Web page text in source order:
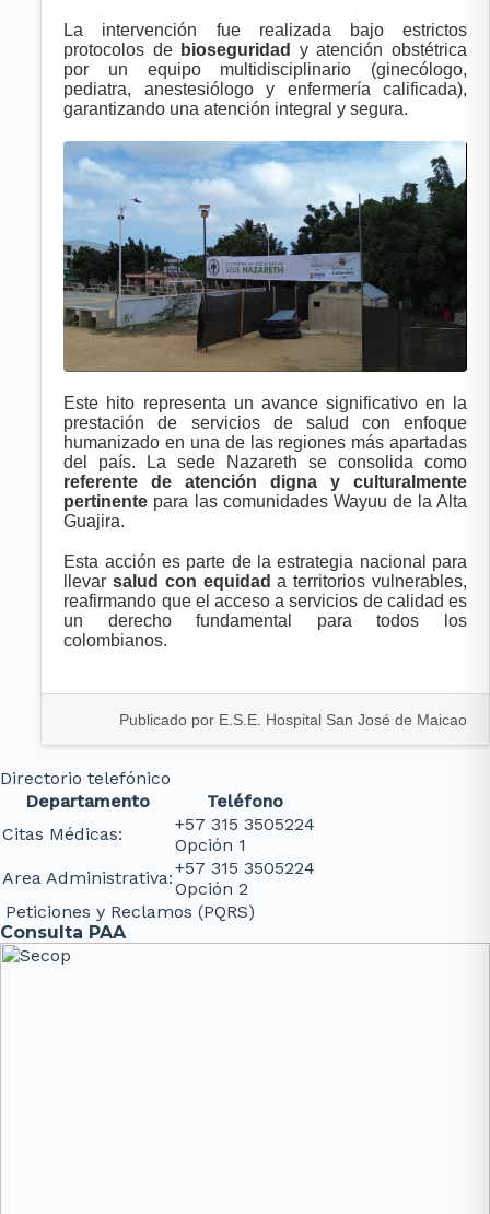
La intervención fue realizada bajo estrictos
protocolos de bioseguridad
y atención obstétrica
por un equipo multidisciplinario (ginecólogo,
pediatra, anestesiólogo y enfermería calificada),
garantizando una atención integral y segura.
Este hito representa un avance significativo en la
prestación de servicios de salud con enfoque
humanizado en una de las regiones más apartadas
del país. La sede Nazareth se consolida como
referente de atención digna y culturalmente
pertinente para las comunidades Wayuu de la Alta
Guajira.
Esta acción es parte de la estrategia nacional para
llevarsalud con equidad a territorios vulnerables,
reafirmando que el acceso a servicios de calidad es
un derecho fundamental para todos los
colombianos.
Publicado por E.S.E. Hospital San José de Maicao
Directorio telefónico
Departamento
Teléfono
Citas Médicas:
+57 315 3505224
Opción 1
Area Administrativa:+57 315 3505224
Opción 2
Peticiones y Reclamos (PQRS)
Consulta PAA